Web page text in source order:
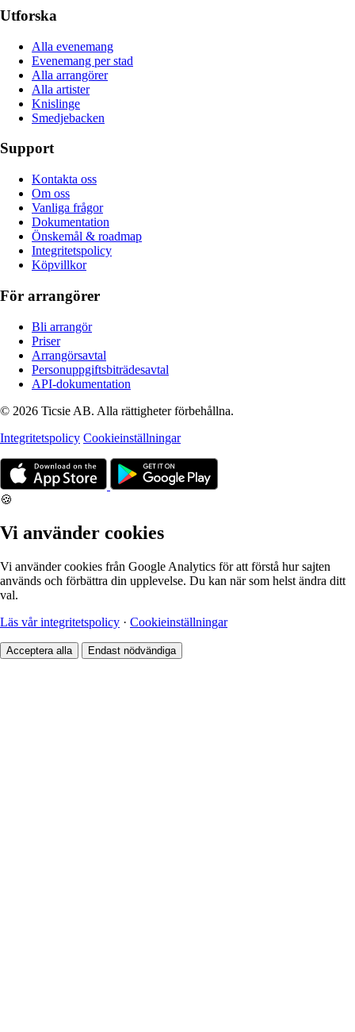
Utforska
Alla evenemang
Evenemang per stad
Alla arrangörer
Alla artister
Knislinge
Smedjebacken
Support
Kontakta oss
Om oss
Vanliga frågor
Dokumentation
Önskemål & roadmap
Integritetspolicy
Köpvillkor
För arrangörer
Bli arrangör
Priser
Arrangörsavtal
Personuppgiftsbiträdesavtal
API-dokumentation
© 2026 Ticsie AB. Alla rättigheter förbehållna.
Integritetspolicy Cookieinställningar
🍪
Vi använder cookies
Vi använder cookies från Google Analytics för att förstå hur sajten
används och förbättra din upplevelse. Du kan när som helst ändra ditt
val.
Läs vår integritetspolicy · Cookieinställningar
Acceptera alla Endast nödvändiga